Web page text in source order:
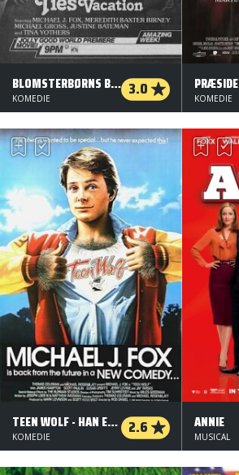
BLOMSTERBØRNS BØRN 3.0
KOMEDIE KOMEDIE
TEEN WOLF - HAN ER BARE ET HÅR BEDRE 2.6
KOMEDIE
ANNIE
MUSICAL